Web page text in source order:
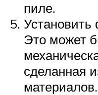
пиле.
Установить
Это может
сделанная
материалов.